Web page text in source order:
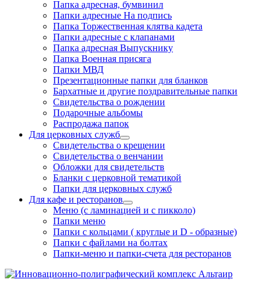
Папка адресная, бумвинил
Папки адресные На подпись
Папка Торжественная клятва кадета
Папки адресные с клапанами
Папка адресная Выпускнику
Папка Военная присяга
Папки МВД
Презентационные папки для бланков
Бархатные и другие поздравительные папки
Свидетельства о рождении
Подарочные альбомы
Распродажа папок
Для церковных служб
Свидетельства о крещении
Свидетельства о венчании
Обложки для свидетельств
Бланки с церковной тематикой
Папки для церковных служб
Для кафе и ресторанов
Меню (с ламинацией и с пикколо)
Папки меню
Папки с кольцами ( круглые и D - образные)
Папки с файлами на болтах
Папки-меню и папки-счета для ресторанов